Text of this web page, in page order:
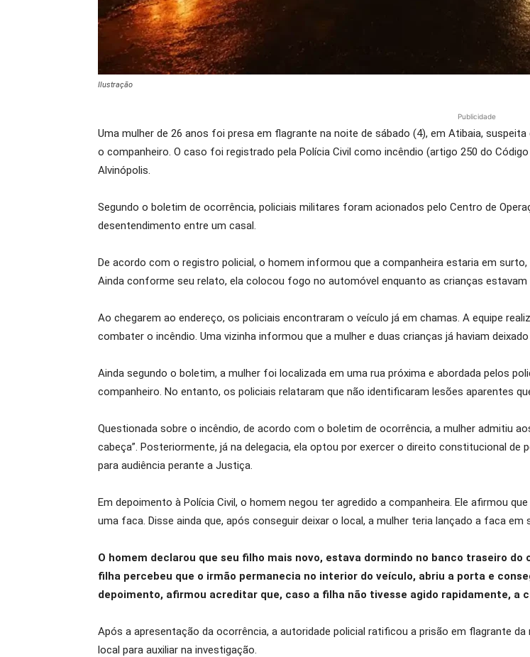
Ilustração
Publicidade
Uma mulher de 26 anos foi presa em flagrante na noite de sábado (4), em Atibaia,
o companheiro. O caso foi registrado pela Polícia Civil como incêndio (artigo 250 do
Alvinópolis.
Segundo o boletim de ocorrência, policiais militares foram acionados pelo Centro de
desentendimento entre um casal.
De acordo com o registro policial, o homem informou que a companheira estaria em
Ainda conforme seu relato, ela colocou fogo no automóvel enquanto as crianças estavam
Ao chegarem ao endereço, os policiais encontraram o veículo já em chamas. A equipe
combater o incêndio. Uma vizinha informou que a mulher e duas crianças já haviam
Ainda segundo o boletim, a mulher foi localizada em uma rua próxima e abordada pelos
companheiro. No entanto, os policiais relataram que não identificaram lesões aparentes
Questionada sobre o incêndio, de acordo com o boletim de ocorrência, a mulher admitiu
cabeça”. Posteriormente, já na delegacia, ela optou por exercer o direito constitucional
para audiência perante a Justiça.
Em depoimento à Polícia Civil, o homem negou ter agredido a companheira. Ele afirmou
uma faca. Disse ainda que, após conseguir deixar o local, a mulher teria lançado a faca
O homem declarou que seu filho mais novo, estava dormindo no banco traseiro
filha percebeu que o irmão permanecia no interior do veículo, abriu a porta e
depoimento, afirmou acreditar que, caso a filha não tivesse agido rapidamente, a
Após a apresentação da ocorrência, a autoridade policial ratificou a prisão em flagrante
local para auxiliar na investigação.